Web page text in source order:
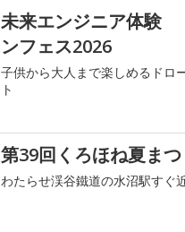
未来エンジニア体験
ンフェス2026
子供から大人まで楽しめるドロ
ト
第39回くろほね夏まつ
わたらせ渓谷鐵道の水沼駅すぐ